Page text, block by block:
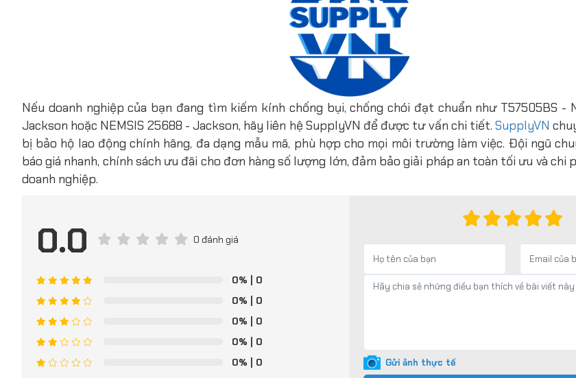
Nếu doanh nghiệp của bạn đang tìm kiếm kính chống bụi, chống chói đạt chuẩn như T57505BS -
Jackson hoặc NEMSIS 25688 - Jackson, hãy liên hệ SupplyVN để được tư vấn chi tiết.SupplyVN
bị bảo hộ lao động chính hãng, đa dạng mẫu mã, phù hợp cho mọi môi trường làm việc. Đội ngũ
báo giá nhanh, chính sách ưu đãi cho đơn hàng số lượng lớn, đảm bảo giải pháp an toàn tối ưu và chi
doanh nghiệp.
0.0 0 đánh giá
0% | 0
0% | 0
0% | 0
0% | 0
0% | 0 Gửi ảnh thực tế